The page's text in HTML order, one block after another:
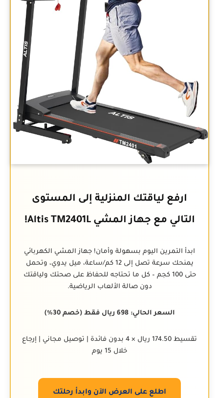
ارفع لياقتك المنزلية إلى المستوى
التالي مع جهاز المشي Altis TM2401L!
ابدأ التمرين اليوم بسهولة وأمان! جهاز المشي الكهربائي
يمنحك سرعة تصل إلى 12 كم/ساعة، ميل يدوي، وتحمل
حتى 100 كجم – كل ما تحتاجه للحفاظ على صحتك ولياقتك
دون صالة الألعاب الرياضية.
السعر الحالي: 698 ريال فقط (خصم 30%)
تقسيط 174.50 ريال × 4 بدون فائدة | توصيل مجاني | إرجاع
خلال 15 يوم
اطلع على العرض الآن وابدأ رحلتك